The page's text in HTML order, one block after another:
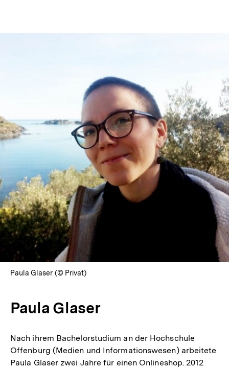
Lightbox
öffnen
Paula Glaser (© Privat)
Paula Glaser
Nach ihrem Bachelorstudium an der Hochschule
Offenburg (Medien und Informationswesen) arbeitete
Paula Glaser zwei Jahre für einen Onlineshop. 2012